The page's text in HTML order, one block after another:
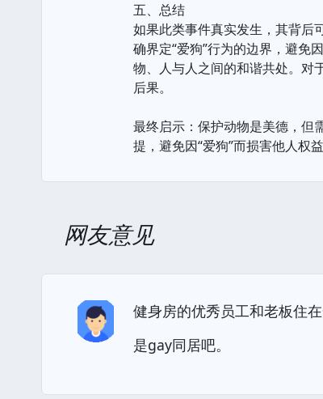
五、总结
如果此类事件真实发生，其背后
确界定“爱狗”行为的边界，避免
物、人与人之间的和谐共处。对
后果。
最终启示：保护动物是美德，但
提，避免因“爱狗”而损害他人权
网友意见
健身房的优秀员工和老板住
是gay同居吧。